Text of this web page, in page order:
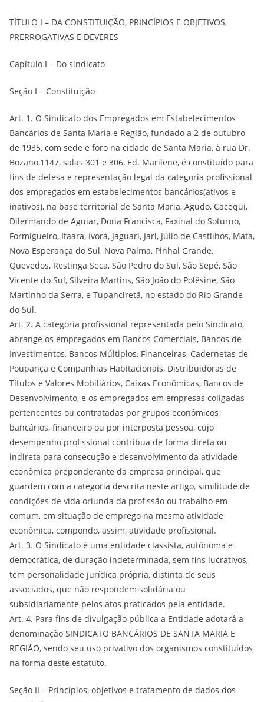
TÍTULO I – DA CONSTITUIÇÃO, PRINCÍPIOS E OBJETIVOS,
PRERROGATIVAS E DEVERES
Capítulo I – Do sindicato
Seção I – Constituição
Art. 1. O Sindicato dos Empregados em Estabelecimentos
Bancários de Santa Maria e Região, fundado a 2 de outubro
de 1935, com sede e foro na cidade de Santa Maria, à rua Dr.
Bozano,1147, salas 301 e 306, Ed. Marilene, é constituído para
fins de defesa e representação legal da categoria profissional
dos empregados em estabelecimentos bancários(ativos e
inativos), na base territorial de Santa Maria, Agudo, Cacequi,
Dilermando de Aguiar, Dona Francisca, Faxinal do Soturno,
Formigueiro, Itaara, Ivorá, Jaguari, Jari, Júlio de Castilhos, Mata,
Nova Esperança do Sul, Nova Palma, Pinhal Grande,
Quevedos, Restinga Seca, São Pedro do Sul, São Sepé, São
Vicente do Sul, Silveira Martins, São João do Polêsine, São
Martinho da Serra, e Tupanciretã, no estado do Rio Grande
do Sul.
Art. 2. A categoria profissional representada pelo Sindicato,
abrange os empregados em Bancos Comerciais, Bancos de
Investimentos, Bancos Múltiplos, Financeiras, Cadernetas de
Poupança e Companhias Habitacionais, Distribuidoras de
Títulos e Valores Mobiliários, Caixas Econômicas, Bancos de
Desenvolvimento, e os empregados em empresas coligadas
pertencentes ou contratadas por grupos econômicos
bancários, financeiro ou por interposta pessoa, cujo
desempenho profissional contribua de forma direta ou
indireta para consecução e desenvolvimento da atividade
econômica preponderante da empresa principal, que
guardem com a categoria descrita neste artigo, similitude de
condições de vida oriunda da profissão ou trabalho em
comum, em situação de emprego na mesma atividade
econômica, compondo, assim, atividade profissional.
Art. 3. O Sindicato é uma entidade classista, autônoma e
democrática, de duração indeterminada, sem fins lucrativos,
tem personalidade jurídica própria, distinta de seus
associados, que não respondem solidária ou
subsidiariamente pelos atos praticados pela entidade.
Art. 4. Para fins de divulgação pública a Entidade adotará a
denominação SINDICATO BANCÁRIOS DE SANTA MARIA E
REGIÃO, sendo seu uso privativo dos organismos constituídos
na forma deste estatuto.
Seção II – Princípios, objetivos e tratamento de dados dos